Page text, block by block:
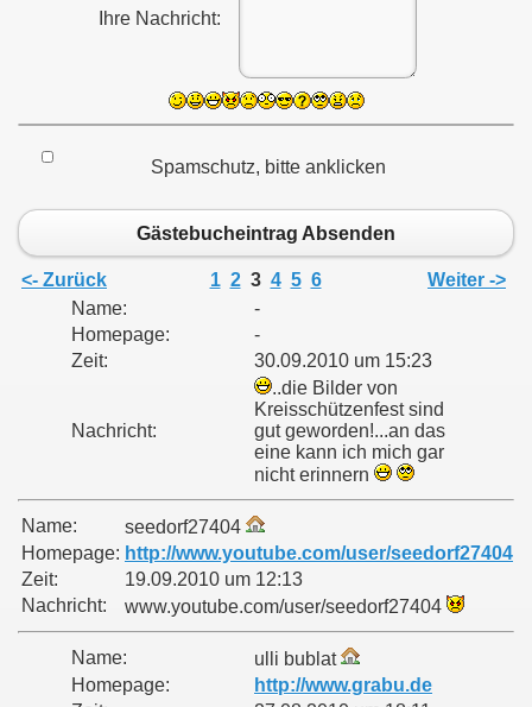
Ihre Nachricht:
Spamschutz, bitte anklicken
Gästebucheintrag Absenden
<- Zurück 1 2 3 4 5 6
Weiter ->
Name:
-
Homepage:
-
Zeit:
30.09.2010 um 15:23
Nachricht:
..die Bilder von
Kreisschützenfest sind
gut geworden!...an das
eine kann ich mich gar
nicht erinnern
Name:
seedorf27404
Homepage: http://www.youtube.com/user/seedorf27404
Zeit:
19.09.2010 um 12:13
Nachricht:
www.youtube.com/user/seedorf27404
Name:
ulli bublat
Homepage:
http://www.grabu.de